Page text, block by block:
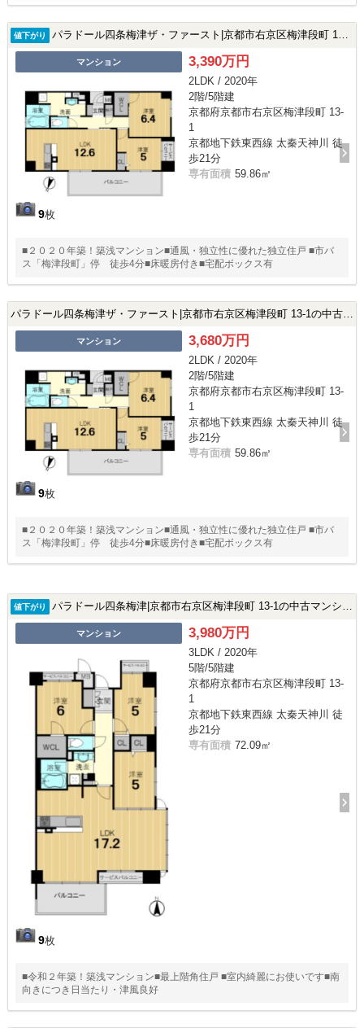
値下がり パラドール四条梅津ザ・ファースト|京都市右京区梅津段町 13-1の中古マンション
マンション
9枚
3,390万円
2LDK / 2020年
2階/5階建
京都府京都市右京区梅津段町 13-
1
京都地下鉄東西線 太秦天神川 徒
歩21分
専有面積 59.86㎡
■２０２０年築！築浅マンション■通風・独立性に優れた独立住戸 ■市バ
ス「梅津段町」停 徒歩4分■床暖房付き■宅配ボックス有
パラドール四条梅津ザ・ファースト|京都市右京区梅津段町 13-1の中古マンション
マンション
9枚
3,680万円
2LDK / 2020年
2階/5階建
京都府京都市右京区梅津段町 13-
1
京都地下鉄東西線 太秦天神川 徒
歩21分
専有面積 59.86㎡
■２０２０年築！築浅マンション■通風・独立性に優れた独立住戸 ■市バ
ス「梅津段町」停 徒歩4分■床暖房付き■宅配ボックス有
値下がり パラドール四条梅津|京都市右京区梅津段町 13-1の中古マンション
マンション
9枚
3,980万円
3LDK / 2020年
5階/5階建
京都府京都市右京区梅津段町 13-
1
京都地下鉄東西線 太秦天神川 徒
歩21分
専有面積 72.09㎡
■令和２年築！築浅マンション■最上階角住戸 ■室内綺麗にお使いです■南
向きにつき日当たり・津風良好